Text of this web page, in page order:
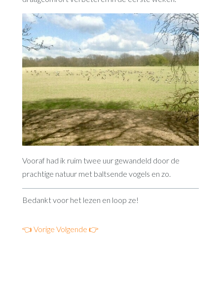
Vooraf had ik ruim twee uur gewandeld door de
prachtige natuur met baltsende vogels en zo.
Bedankt voor het lezen en loop ze!
👈 Vorige Volgende 👉